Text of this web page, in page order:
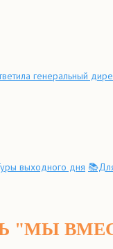
генеральный
выходного дня
"МЫ